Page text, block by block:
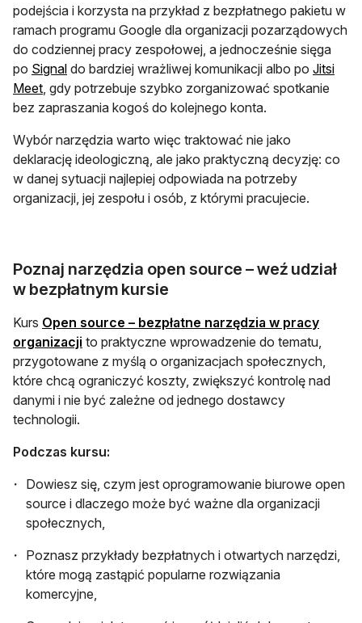
podejścia i korzysta na przykład z bezpłatnego pakietu w
ramach programu Google dla organizacji pozarządowych
do codziennej pracy zespołowej, a jednocześnie sięga
po Signal do bardziej wrażliwej komunikacji albo po Jitsi
Meet , gdy potrzebuje szybko zorganizować spotkanie
bez zapraszania kogoś do kolejnego konta.
Wybór narzędzia warto więc traktować nie jako
deklarację ideologiczną, ale jako praktyczną decyzję: co
w danej sytuacji najlepiej odpowiada na potrzeby
organizacji, jej zespołu i osób, z którymi pracujecie.
Poznaj narzędzia open source – weź udział
w bezpłatnym kursie
Kurs Open source – bezpłatne narzędzia w pracy
organizacji otwiera się w nowej karcie
to praktyczne wprowadzenie do tematu,
przygotowane z myślą o organizacjach społecznych,
które chcą ograniczyć koszty, zwiększyć kontrolę nad
danymi i nie być zależne od jednego dostawcy
technologii.
Podczas kursu:
Dowiesz się, czym jest oprogramowanie biurowe open
source i dlaczego może być ważne dla organizacji
społecznych,
Poznasz przykłady bezpłatnych i otwartych narzędzi,
które mogą zastąpić popularne rozwiązania
komercyjne,